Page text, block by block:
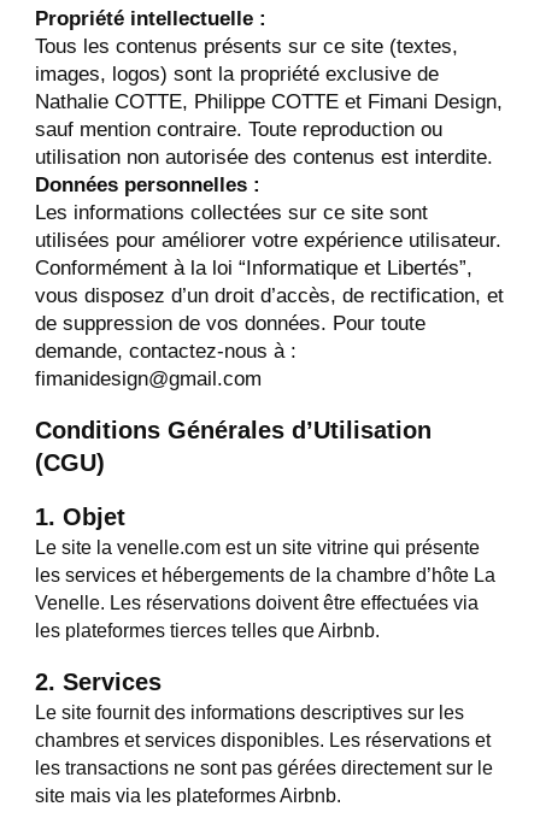
Propriété intellectuelle :
Tous les contenus présents sur ce site (textes,
images, logos) sont la propriété exclusive de
Nathalie COTTE, Philippe COTTE et Fimani Design,
sauf mention contraire. Toute reproduction ou
utilisation non autorisée des contenus est interdite.
Données personnelles :
Les informations collectées sur ce site sont
utilisées pour améliorer votre expérience utilisateur.
Conformément à la loi “Informatique et Libertés”,
vous disposez d’un droit d’accès, de rectification, et
de suppression de vos données. Pour toute
demande, contactez-nous à :
fimanidesign@gmail.com
Conditions Générales d’Utilisation
(CGU)
1. Objet
Le site la venelle.com est un site vitrine qui présente
les services et hébergements de la chambre d’hôte La
Venelle. Les réservations doivent être effectuées via
les plateformes tierces telles que Airbnb.
2. Services
Le site fournit des informations descriptives sur les
chambres et services disponibles. Les réservations et
les transactions ne sont pas gérées directement sur le
site mais via les plateformes Airbnb.